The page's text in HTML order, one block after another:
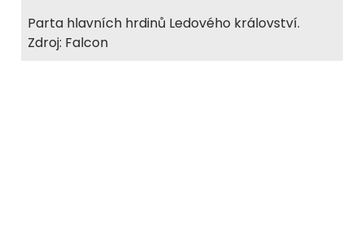
Parta hlavních hrdinů Ledového království.
Zdroj: Falcon